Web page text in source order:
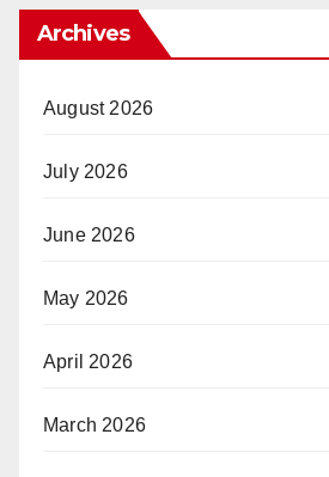
Archives
August 2026
July 2026
June 2026
May 2026
April 2026
March 2026